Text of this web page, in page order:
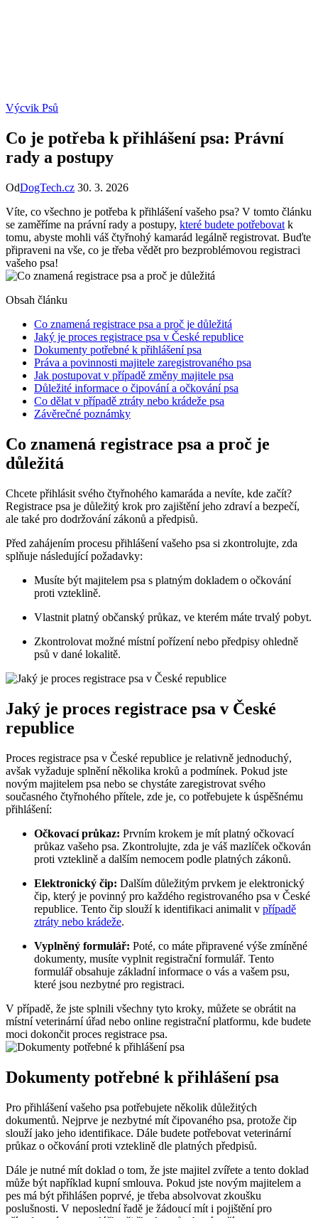
Výcvik Psů
Co je potřeba k přihlášení psa: Právní
rady a postupy
OdDogTech.cz 30. 3. 2026
Víte, co všechno je potřeba k přihlášení vašeho psa? V tomto článku
se zaměříme na právní rady a postupy, které budete potřebovat k
tomu, abyste mohli váš čtyřnohý kamarád legálně registrovat. Buďte
připraveni na vše, co je třeba vědět pro bezproblémovou registraci
vašeho psa!
Obsah článku
Co znamená registrace psa a proč je důležitá
Jaký je proces registrace psa v České republice
Dokumenty potřebné k přihlášení psa
Práva a povinnosti majitele zaregistrovaného psa
Jak postupovat v případě změny majitele psa
Důležité informace o čipování a očkování psa
Co dělat v případě ztráty nebo krádeže psa
Závěrečné poznámky
Co znamená registrace psa a proč je
důležitá
Chcete přihlásit svého čtyřnohého kamaráda a nevíte, kde začít?
Registrace psa je důležitý krok pro zajištění jeho zdraví a bezpečí,
ale také pro dodržování zákonů a předpisů.
Před zahájením procesu přihlášení vašeho psa si zkontrolujte, zda
splňuje následující požadavky:
Musíte být majitelem psa s platným dokladem o očkování
proti vzteklině.
Vlastnit platný občanský průkaz, ve kterém máte trvalý pobyt.
Zkontrolovat možné místní pořízení nebo předpisy ohledně
psů v dané lokalitě.
Jaký je proces registrace psa v České
republice
Proces registrace psa v České republice je relativně jednoduchý,
avšak vyžaduje splnění několika kroků a podmínek. Pokud jste
novým majitelem psa nebo se chystáte zaregistrovat svého
současného čtyřnohého přítele, zde je, co potřebujete k úspěšnému
přihlášení:
Očkovací průkaz: Prvním krokem je mít platný očkovací
průkaz vašeho psa. Zkontrolujte, zda je váš mazlíček očkován
proti vzteklině a dalším nemocem podle platných zákonů.
Elektronický čip: Dalším důležitým prvkem je elektronický
čip, který je povinný pro každého registrovaného psa v České
republice. Tento čip slouží k identifikaci animalit v případě
ztráty nebo krádeže.
Vyplněný formulář: Poté, co máte připravené výše zmíněné
dokumenty, musíte vyplnit registrační formulář. Tento
formulář obsahuje základní informace o vás a vašem psu,
které jsou nezbytné pro registraci.
V případě, že jste splnili všechny tyto kroky, můžete se obrátit na
místní veterinární úřad nebo online registrační platformu, kde budete
moci dokončit proces registrace psa.
Dokumenty potřebné k přihlášení psa
Pro přihlášení vašeho psa potřebujete několik důležitých
dokumentů. Nejprve je nezbytné mít čipovaného psa, protože čip
slouží jako jeho identifikace. Dále budete potřebovat veterinární
průkaz o očkování proti vzteklině dle platných předpisů.
Dále je nutné mít doklad o tom, že jste majitel zvířete a tento doklad
může být například kupní smlouva. Pokud jste novým majitelem a
pes má být přihlášen poprvé, je třeba absolvovat zkoušku
poslušnosti. V neposlední řadě je žádoucí mít i pojištění pro